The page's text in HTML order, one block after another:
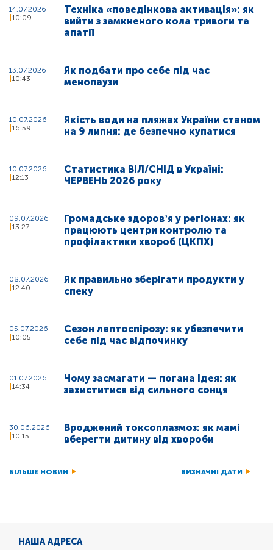
14.07.2026
10:09
Техніка «поведінкова активація»: як
вийти з замкненого кола тривоги та
апатії
13.07.2026
10:43
Як подбати про себе під час
менопаузи
10.07.2026
16:59
Якість води на пляжах України станом
на 9 липня: де безпечно купатися
10.07.2026
12:13
Статистика ВІЛ/СНІД в Україні:
ЧЕРВЕНЬ 2026 року
09.07.2026
13:27
Громадське здоровʼя у регіонах: як
працюють центри контролю та
профілактики хвороб (ЦКПХ)
08.07.2026
12:40
Як правильно зберігати продукти у
спеку
05.07.2026
10:05
Сезон лептоспірозу: як убезпечити
себе під час відпочинку
01.07.2026
14:34
Чому засмагати — погана ідея: як
захиститися від сильного сонця
30.06.2026
10:15
Вроджений токсоплазмоз: як мамі
вберегти дитину від хвороби
БІЛЬШЕ НОВИН ВИЗНАЧНІ ДАТИ
НАША АДРЕСА